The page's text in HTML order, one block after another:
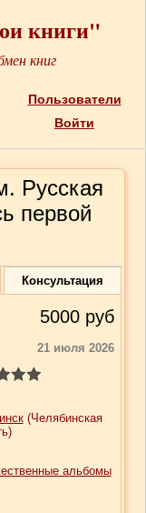
книги"
книг
Пользователи
Войти
Русская
первой
Консультация
5000 руб
21 июля 2026
(Челябинская
альбомы